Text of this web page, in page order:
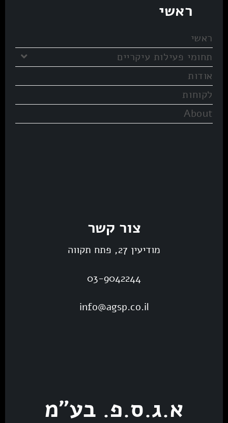
ראשי
ראשי
תחומי פעילות עיקריים
אודות
לקוחות
About
צור קשר
מודיעין 27, פתח תקווה
03-9042244
info@agsp.co.il
א.ג.ס.פ. בע"מ